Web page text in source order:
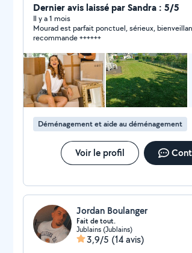
Dernier avis laissé par Sandra : 5/5
Il y a 1 mois
Mourad est parfait ponctuel, sérieux,
recommande ++++++
Déménagement et aide au déménagement
Voir le profil
Jordan Boulanger
Fait de tout.
Jublains (Jublains)
3,9/5 (14 avis)